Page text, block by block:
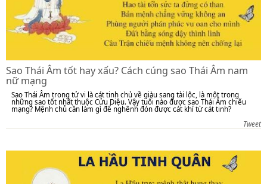
Sao Thái Âm tốt hay xấu? Cách cúng sao Thái Âm nam
nữ mạng
Sao Thái Âm trong tử vi là cát tinh chủ về giàu sang tài lộc, là một trong
những sao tốt nhất thuộc Cửu Diệu. Vậy tuổi nào được sao Thái Âm chiếu
mạng? Mệnh chủ cần làm gì để nghênh đón được cát khí từ cát tinh?
Tweet